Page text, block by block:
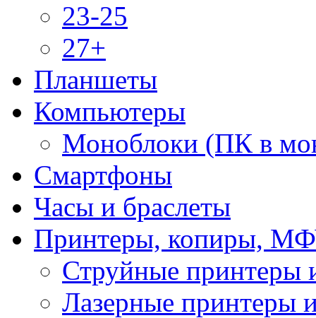
23-25
27+
Планшеты
Компьютеры
Моноблоки (ПК в
Смартфоны
Часы и браслеты
Принтеры, копиры,
Струйные
Лазерные